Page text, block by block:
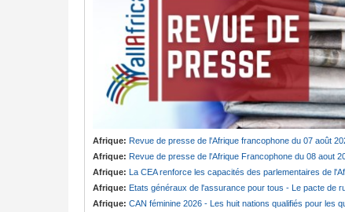
Afrique: Revue de presse de l'Afrique francophone du 07 août
Afrique: Revue de presse de l'Afrique Francophone du 08 aout
Afrique: La CEA renforce les capacités des parlementaires de l'Afrique de
Afrique: Etats généraux de l'assurance pour tous - Le pacte de
Afrique: CAN féminine 2026 - Les huit nations qualifiés pour les quarts de